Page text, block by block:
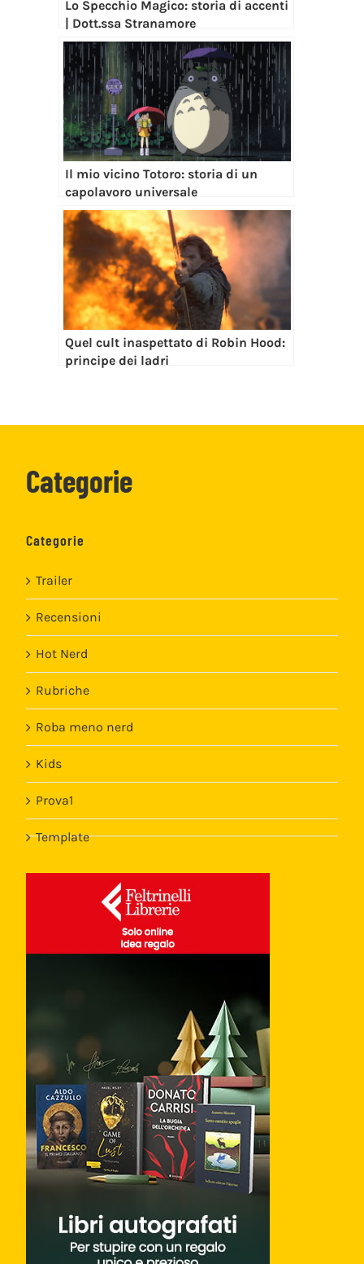
Lo Specchio Magico: storia di accenti
| Dott.ssa Stranamore
Il mio vicino Totoro: storia di un
capolavoro universale
Quel cult inaspettato di Robin Hood:
principe dei ladri
Categorie
Categorie
Trailer
Recensioni
Hot Nerd
Rubriche
Roba meno nerd
Kids
Prova1
Template